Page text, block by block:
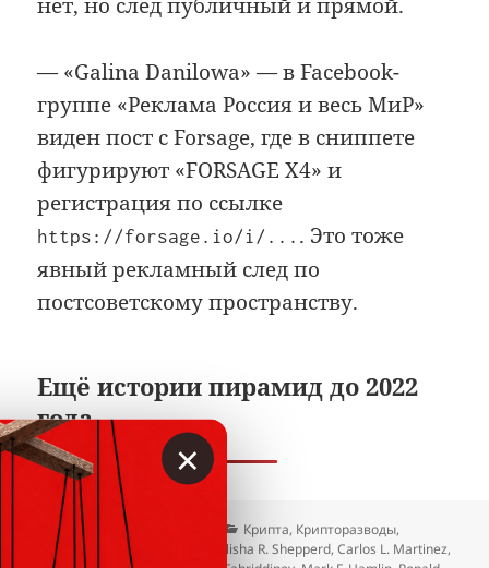
нет, но след публичный и прямой.
— «Galina Danilowa» — в Facebook-
группе «Реклама Россия и весь МиР»
виден пост с Forsage, где в сниппете
фигурируют «FORSAGE X4» и
регистрация по ссылке
https://forsage.io/i/... . Это тоже
явный рекламный след по
постсоветскому пространству.
Ещё истории пирамид до 2022
года
Опубликовано
21.04.2026 Рубрики
Крипта, Крипторазводы,
Пирамиды и признаки
Метки
Alisha R. Shepperd,Carlos L. Martinez,
×